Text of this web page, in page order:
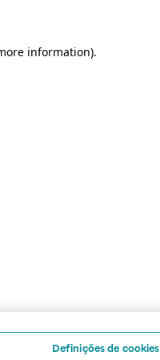
information).
Definições de cookies